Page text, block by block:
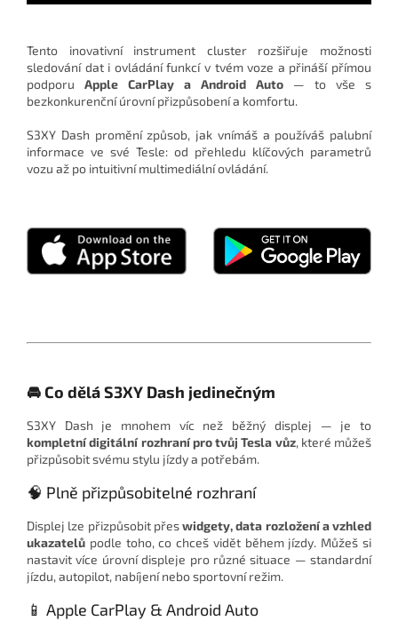
Tento inovativní instrument cluster rozšiřuje možnosti
sledování dat i ovládání funkcí v tvém voze a přináší přímou
podporu Apple CarPlay a Android Auto — to vše s
bezkonkurenční úrovní přizpůsobení a komfortu.
S3XY Dash promění způsob, jak vnímáš a používáš palubní
informace ve své Tesle: od přehledu klíčových parametrů
vozu až po intuitivní multimediální ovládání.
🚘 Co dělá S3XY Dash jedinečným
S3XY Dash je mnohem víc než běžný displej — je to
kompletní digitální rozhraní pro tvůj Tesla vůz, které můžeš
přizpůsobit svému stylu jízdy a potřebám.
🧠 Plně přizpůsobitelné rozhraní
Displej lze přizpůsobit přeswidgety, data rozložení a vzhled
ukazatelů podle toho, co chceš vidět během jízdy. Můžeš si
nastavit více úrovní displeje pro různé situace — standardní
jízdu, autopilot, nabíjení nebo sportovní režim.
📱 Apple CarPlay & Android Auto